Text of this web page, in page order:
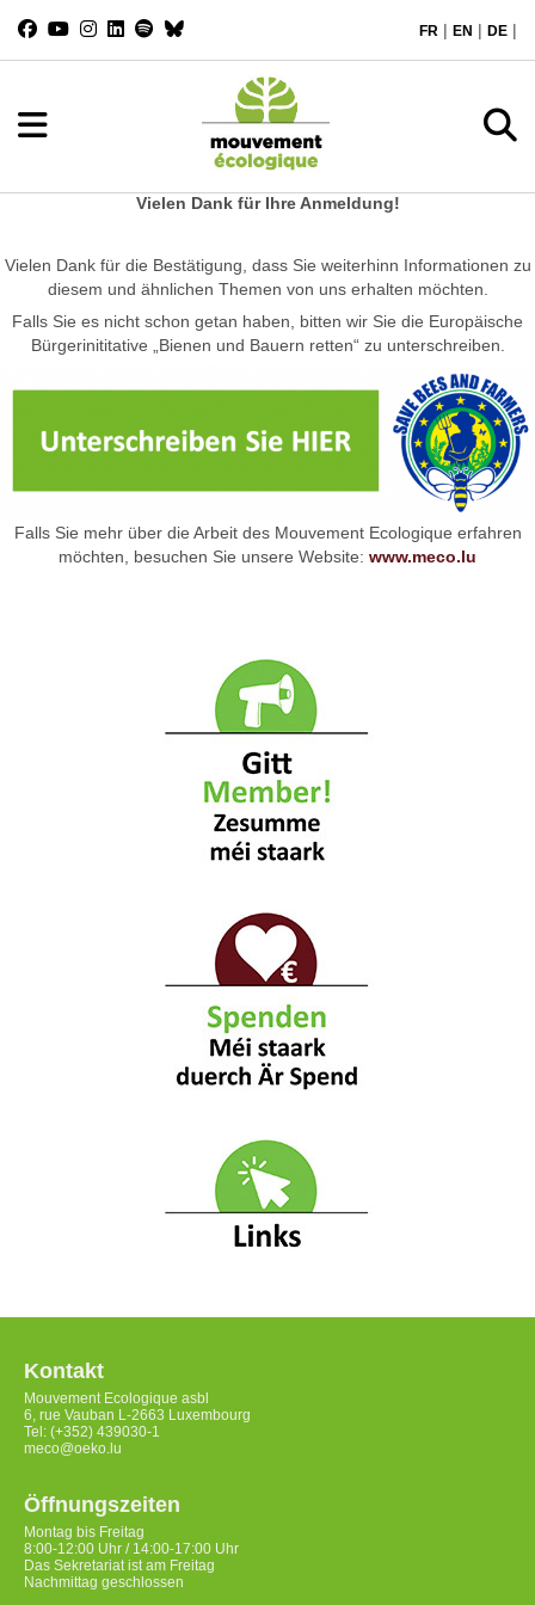
FR | EN | DE |
Vielen Dank für Ihre Anmeldung!
Vielen Dank für die Bestätigung, dass Sie weiterhinn Informationen zu
diesem und ähnlichen Themen von uns erhalten möchten.
Falls Sie es nicht schon getan haben, bitten wir Sie die Europäische
Bürgerinititative „Bienen und Bauern retten“ zu unterschreiben.
Falls Sie mehr über die Arbeit des Mouvement Ecologique erfahren
möchten, besuchen Sie unsere Website: www.meco.lu
Kontakt
Mouvement Ecologique asbl
6, rue Vauban L-2663 Luxembourg
Tel: (+352) 439030-1
meco@oeko.lu
Öffnungszeiten
Montag bis Freitag
8:00-12:00 Uhr / 14:00-17:00 Uhr
Das Sekretariat ist am Freitag
Nachmittag geschlossen